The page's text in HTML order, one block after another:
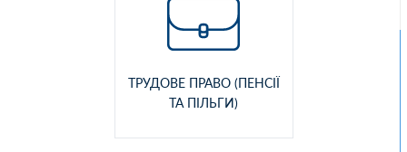
ТРУДОВЕ ПРАВО (ПЕНСІЇ
ТА ПІЛЬГИ)